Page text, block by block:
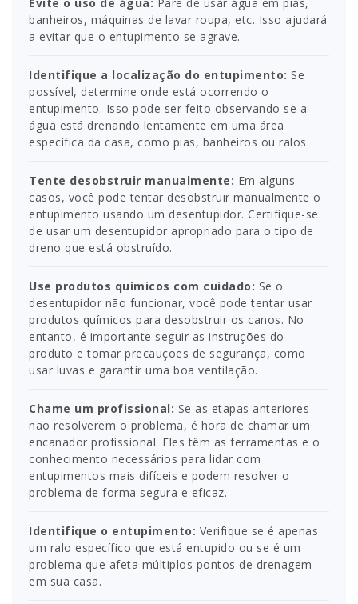
banheiros, máquinas de lavar roupa, etc. Isso ajudará
a evitar que o entupimento se agrave.
Identifique a localização do entupimento: Se
possível, determine onde está ocorrendo o
entupimento. Isso pode ser feito observando se a
água está drenando lentamente em uma área
específica da casa, como pias, banheiros ou ralos.
Tente desobstruir manualmente: Em alguns
casos, você pode tentar desobstruir manualmente o
entupimento usando um desentupidor. Certifique-se
de usar um desentupidor apropriado para o tipo de
dreno que está obstruído.
Use produtos químicos com cuidado: Se o
desentupidor não funcionar, você pode tentar usar
produtos químicos para desobstruir os canos. No
entanto, é importante seguir as instruções do
produto e tomar precauções de segurança, como
usar luvas e garantir uma boa ventilação.
Chame um profissional: Se as etapas anteriores
não resolverem o problema, é hora de chamar um
encanador profissional. Eles têm as ferramentas e o
conhecimento necessários para lidar com
entupimentos mais difíceis e podem resolver o
problema de forma segura e eficaz.
Identifique o entupimento: Verifique se é apenas
um ralo específico que está entupido ou se é um
problema que afeta múltiplos pontos de drenagem
em sua casa.